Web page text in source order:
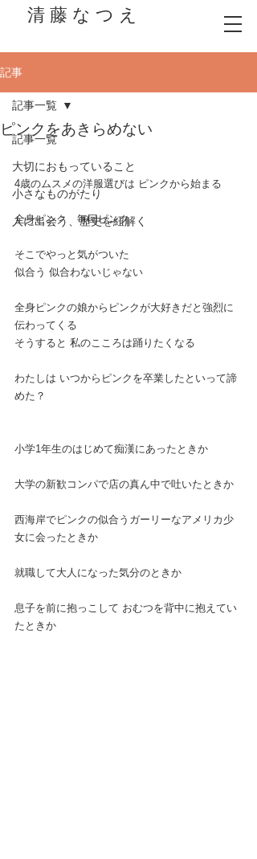
清 藤 な つ え
記事
記事一覧
大切におもっていること
小さなものがたり
人に出会う、歴史を紐解く
記事一覧
ピンクをあきらめない
4歳のムスメの洋服選びは ピンクから始まる
全身ピンク　毎回ピンク
そこでやっと気がついた
似合う 似合わないじゃない
全身ピンクの娘からピンクが大好きだと強烈に
伝わってくる
そうすると 私のこころは踊りたくなる
わたしは いつからピンクを卒業したといって諦
めた？
小学1年生のはじめて痴漢にあったときか
大学の新歓コンパで店の真ん中で吐いたときか
西海岸でピンクの似合うガーリーなアメリカ少
女に会ったときか
就職して大人になった気分のときか
息子を前に抱っこして おむつを背中に抱えてい
たときか